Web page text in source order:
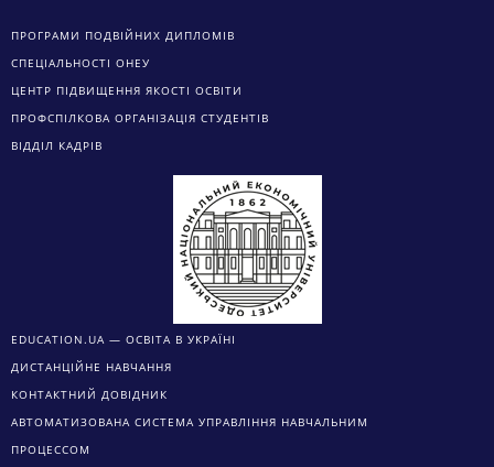
ПРОГРАМИ ПОДВІЙНИХ ДИПЛОМІВ
СПЕЦІАЛЬНОСТІ ОНЕУ
ЦЕНТР ПІДВИЩЕННЯ ЯКОСТІ ОСВІТИ
ПРОФСПІЛКОВА ОРГАНІЗАЦІЯ СТУДЕНТІВ
ВІДДІЛ КАДРІВ
EDUCATION.UA — ОСВІТА В УКРАЇНІ
ДИСТАНЦІЙНЕ НАВЧАННЯ
КОНТАКТНИЙ ДОВІДНИК
АВТОМАТИЗОВАНА СИСТЕМА УПРАВЛІННЯ НАВЧАЛЬНИМ
ПРОЦЕССОМ